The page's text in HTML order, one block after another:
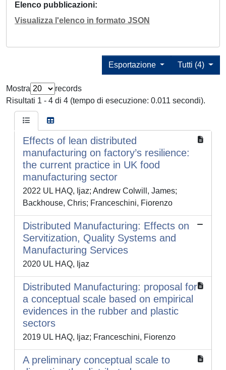
Elenco pubblicazioni
Visualizza l'elenco in formato JSON
Tutti (4)
Esportazione
Mostra
records
Risultati 1 - 4 di 4 (tempo di esecuzione: 0.011 secondi).
Effects of lean distributed
manufacturing on factory’s resilience:
the current practice in UK food
manufacturing sector
2022 UL HAQ, Ijaz; Andrew Colwill, James;
Backhouse, Chris; Franceschini, Fiorenzo
Distributed Manufacturing: Effects on
Servitization, Quality Systems and
Manufacturing Services
2020 UL HAQ, Ijaz
Distributed Manufacturing: proposal for
a conceptual scale based on empirical
evidences in the rubber and plastic
sectors
2019 UL HAQ, Ijaz; Franceschini, Fiorenzo
A preliminary conceptual scale to